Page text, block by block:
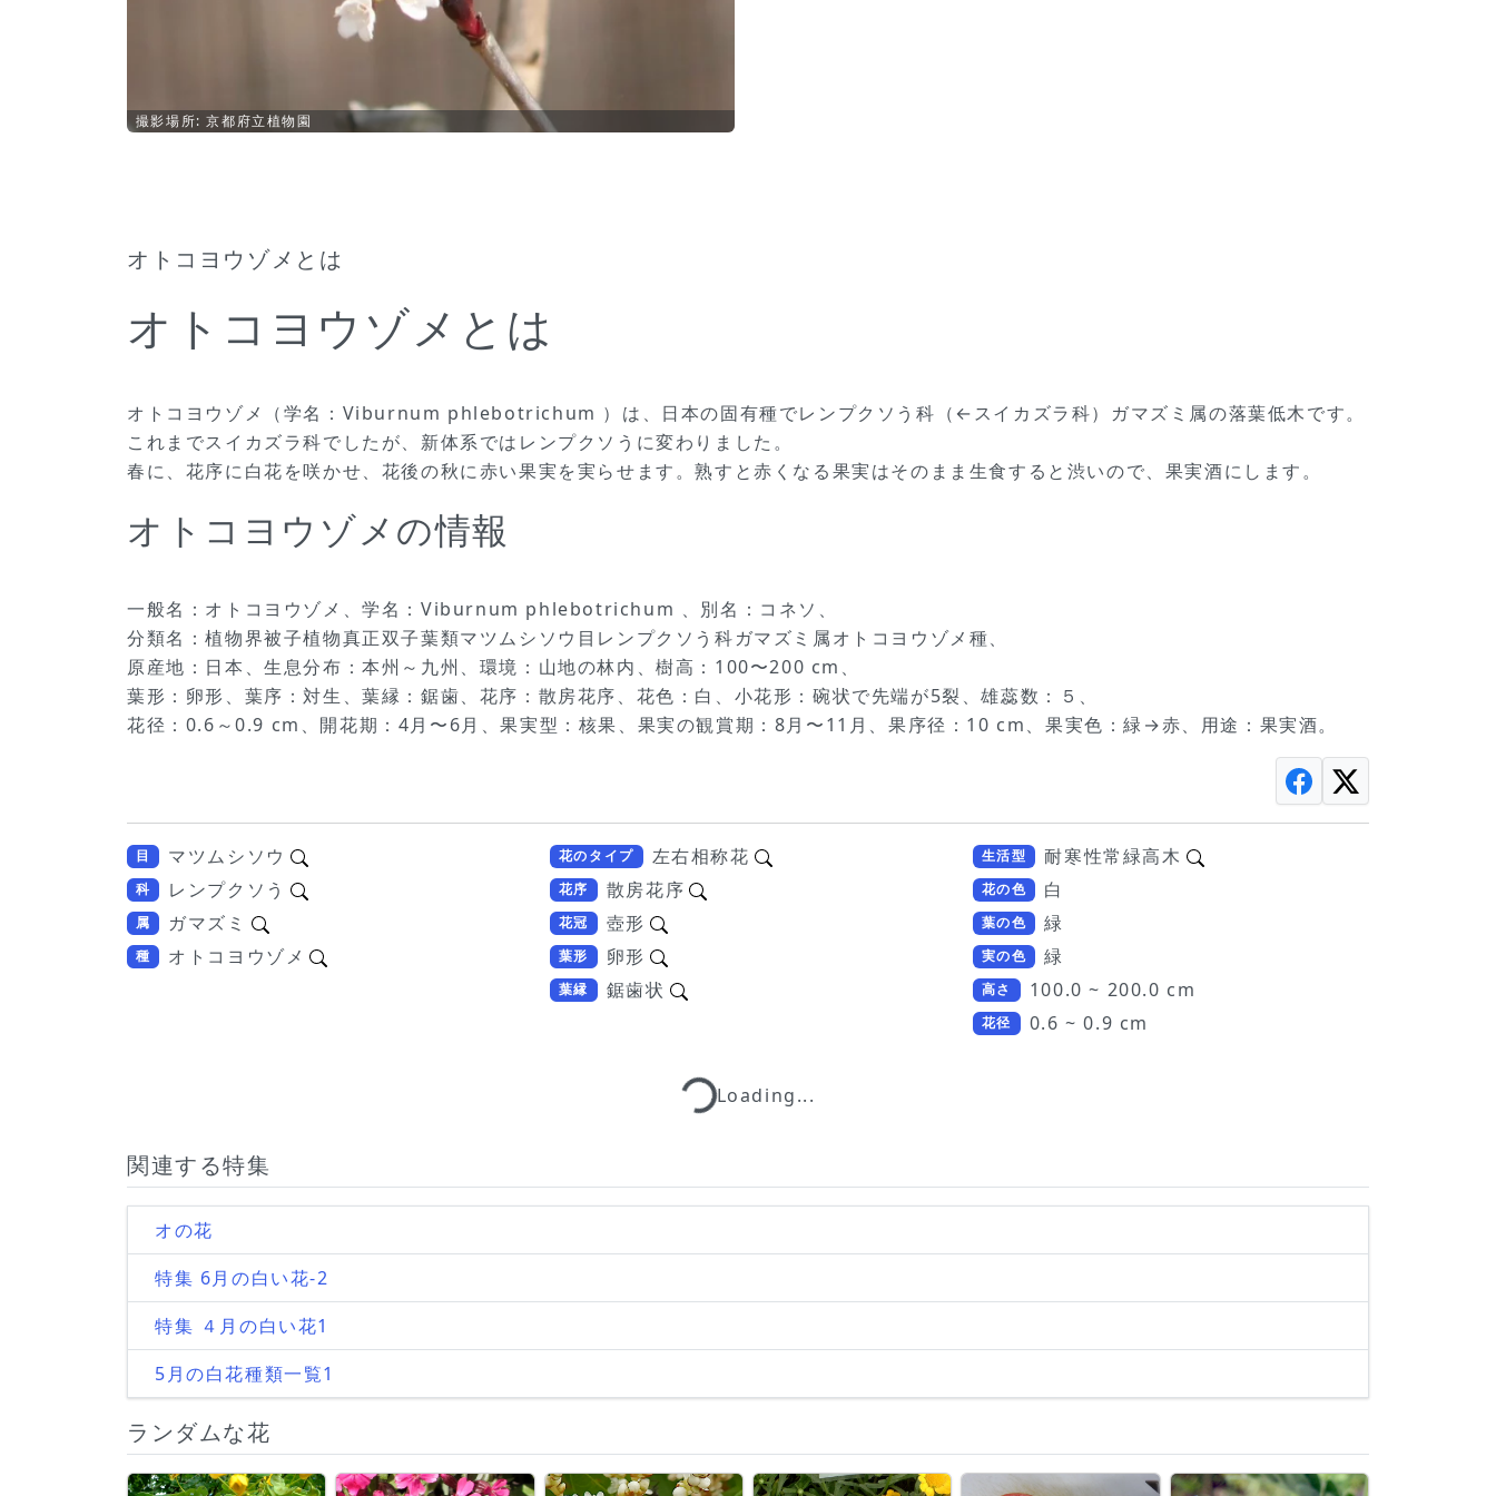
撮影場所: 京都府立植物園
オトコヨウゾメとは
オトコヨウゾメとは
オトコヨウゾメ（学名：Viburnum phlebotrichum ）は、日本の固有種でレンプクソう科（←スイカズラ科）ガマズミ属の落葉低木です。
これまでスイカズラ科でしたが、新体系ではレンプクソうに変わりました。
春に、花序に白花を咲かせ、花後の秋に赤い果実を実らせます。熟すと赤くなる果実はそのまま生食すると渋いので、果実酒にします。
オトコヨウゾメの情報
一般名：オトコヨウゾメ、学名：Viburnum phlebotrichum 、別名：コネソ、
分類名：植物界被子植物真正双子葉類マツムシソウ目レンプクソう科ガマズミ属オトコヨウゾメ種、
原産地：日本、生息分布：本州～九州、環境：山地の林内、樹高：100〜200 cm、
葉形：卵形、葉序：対生、葉縁：鋸歯、花序：散房花序、花色：白、小花形：碗状で先端が5裂、雄蕊数：５、
花径：0.6～0.9 cm、開花期：4月〜6月、果実型：核果、果実の観賞期：8月〜11月、果序径：10 cm、果実色：緑→赤、用途：果実酒。
目 マツムシソウ
科 レンプクソう
属 ガマズミ
種 オトコヨウゾメ
花のタイプ 左右相称花
花序 散房花序
花冠 壺形
葉形 卵形
葉縁 鋸歯状
生活型 耐寒性常緑高木
花の色 白
葉の色 緑
実の色 緑
高さ 100.0 ~ 200.0 cm
花径 0.6 ~ 0.9 cm
Loading...Loading...
関連する特集
オの花
特集 6月の白い花-2
特集 ４月の白い花1
5月の白花種類一覧1
ランダムな花